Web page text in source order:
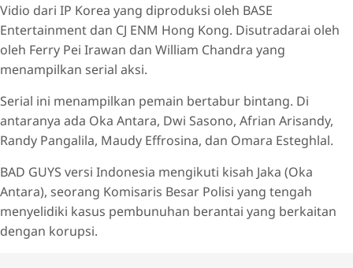
Vidio dari IP Korea yang diproduksi oleh BASE
Entertainment dan CJ ENM Hong Kong. Disutradarai oleh
oleh Ferry Pei Irawan dan William Chandra yang
menampilkan serial aksi.
Serial ini menampilkan pemain bertabur bintang. Di
antaranya ada Oka Antara, Dwi Sasono, Afrian Arisandy,
Randy Pangalila, Maudy Effrosina, dan Omara Esteghlal.
BAD GUYS versi Indonesia mengikuti kisah Jaka (Oka
Antara), seorang Komisaris Besar Polisi yang tengah
menyelidiki kasus pembunuhan berantai yang berkaitan
dengan korupsi.